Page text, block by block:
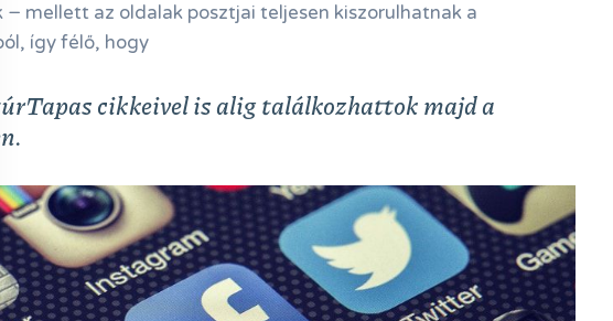
− mellett az oldalak posztjai teljesen kiszorulhatnak a
így félő, hogy
cikkeivel is alig találkozhattok majd a